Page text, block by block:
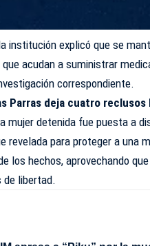
institución explicó que se
acudan a suministrar
correspondiente.
Parras deja cuatro
mujer detenida fue puesta a
revelada para proteger a una
los hechos, aprovechando
de libertad.